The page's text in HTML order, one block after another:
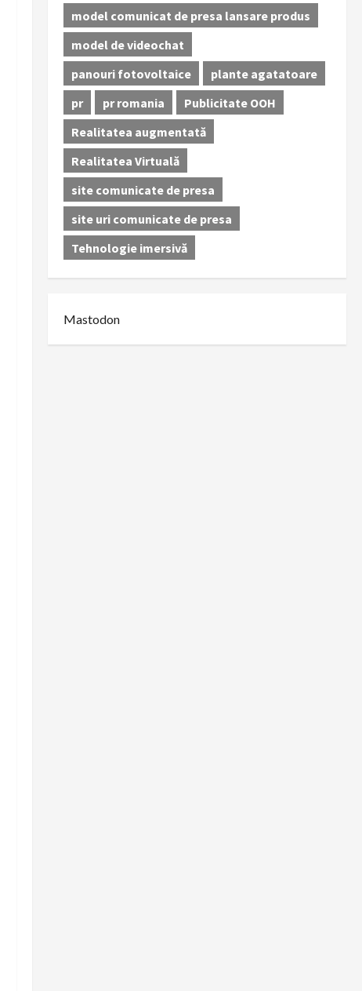
model comunicat de presa lansare produs
model de videochat
panouri fotovoltaice
plante agatatoare
pr
pr romania
Publicitate OOH
Realitatea augmentată
Realitatea Virtuală
site comunicate de presa
site uri comunicate de presa
Tehnologie imersivă
Mastodon